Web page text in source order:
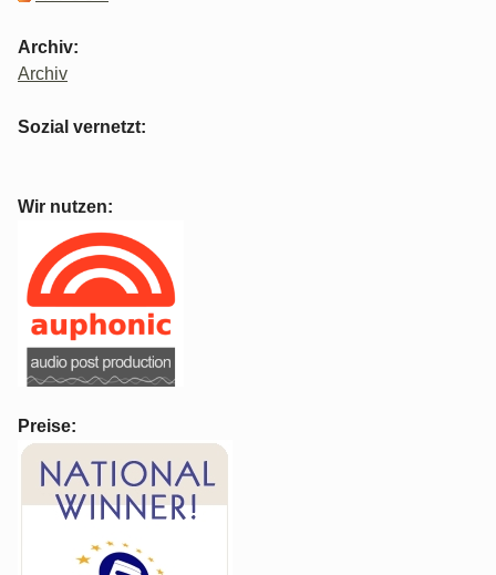
Archiv:
Archiv
Sozial vernetzt:
Wir nutzen:
Preise: